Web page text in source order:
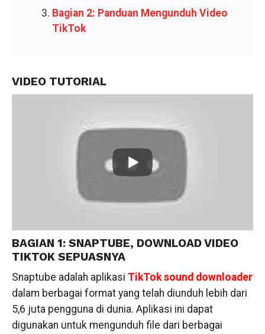
Bagian 2: Panduan Mengunduh Video
TikTok
VIDEO TUTORIAL
BAGIAN 1: SNAPTUBE, DOWNLOAD VIDEO
TIKTOK SEPUASNYA
Snaptube adalah aplikasi TikTok sound downloader
dalam berbagai format yang telah diunduh lebih dari
5,6 juta pengguna di dunia. Aplikasi ini dapat
digunakan untuk mengunduh file dari berbagai